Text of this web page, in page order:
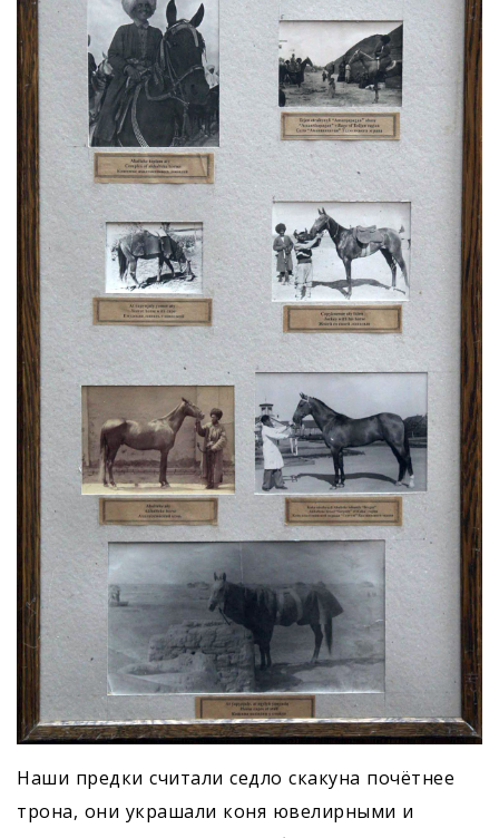
Наши предки считали седло скакуна почётнее
трона, они украшали коня ювелирными и